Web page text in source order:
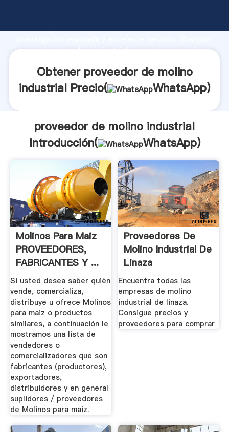
fuerte capacidad de producción, fuerza de
proveedor de molino industrial proveedor crea el
Obtener proveedor de molino
industrial Precio(
WhatsApp)
proveedor de molino industrial
Introducción(
WhatsApp)
Molinos Para Maiz
PROVEEDORES,
FABRICANTES Y ...
Si usted desea saber quién
vende, comercializa,
distribuye u ofrece Molinos
para maiz o productos
similares, a continuación le
mostramos una lista de
vendedores o
comercializadores que son
fabricantes (productores),
exportadores,
distribuidores y en general
suplidores / proveedores
de Molinos para maiz.
Proveedores De
Molino Industrial De
Linaza
Encuentra todas las
empresas de molino
industrial de linaza.
Consigue precios y
proveedores para comprar